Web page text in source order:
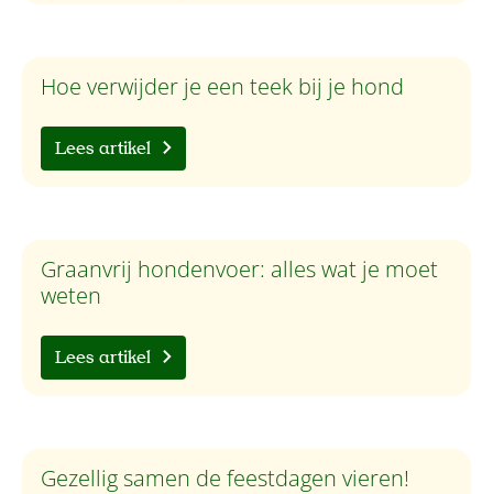
Hoe verwijder je een teek bij je hond
Lees artikel
Graanvrij hondenvoer: alles wat je moet
weten
Lees artikel
Gezellig samen de feestdagen vieren!